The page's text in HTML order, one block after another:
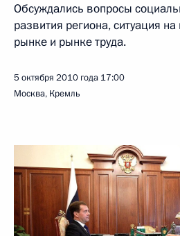
Обсуждались вопросы
развития региона, ситуация
рынке и рынке труда.
5 октября 2010 года 17:00
Москва, Кремль